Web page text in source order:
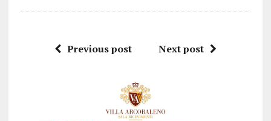
Previous post Next post